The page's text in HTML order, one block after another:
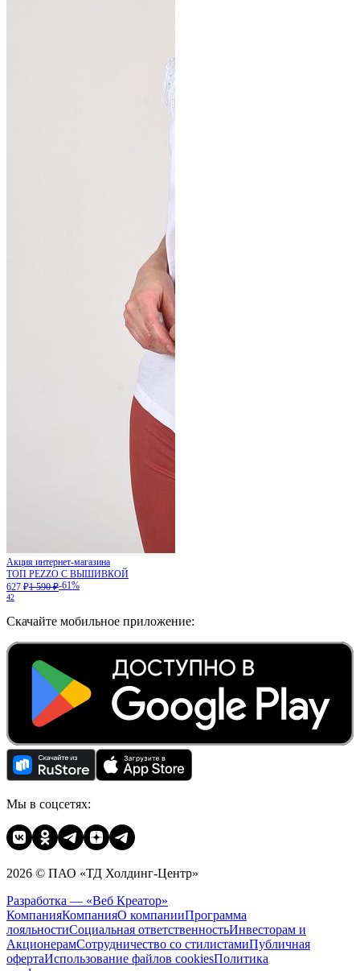
Акция интернет-магазина
ТОП PEZZO С ВЫШИВКОЙ
627 ₽1 590 ₽-61%
42
Скачайте мобильное приложение:
Мы в соцсетях:
2026 © ПАО «ТД Холдинг-Центр»
Разработка — «Веб Креатор»
КомпанияКомпанияО компанииПрограмма
лояльностиСоциальная ответственностьИнвесторам и
АкционерамСотрудничество со стилистамиПубличная
офертаИспользование файлов cookiesПолитика